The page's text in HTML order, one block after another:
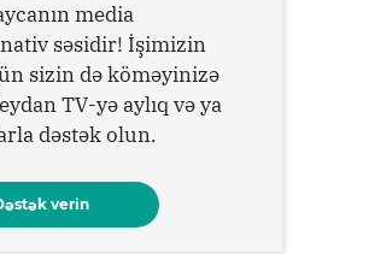
media
səsidir! İşimizin
sizin də köməyinizə
TV-yə aylıq və ya
dəstək olun.
verin